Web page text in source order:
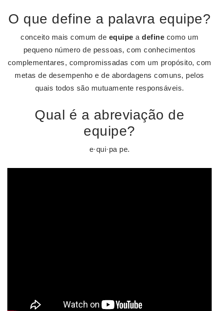
O que define a palavra equipe?
conceito mais comum de equipe a define como um
pequeno número de pessoas, com conhecimentos
complementares, compromissadas com um propósito, com
metas de desempenho e de abordagens comuns, pelos
quais todos são mutuamente responsáveis.
Qual é a abreviação de
equipe?
e·qui·pa pe.